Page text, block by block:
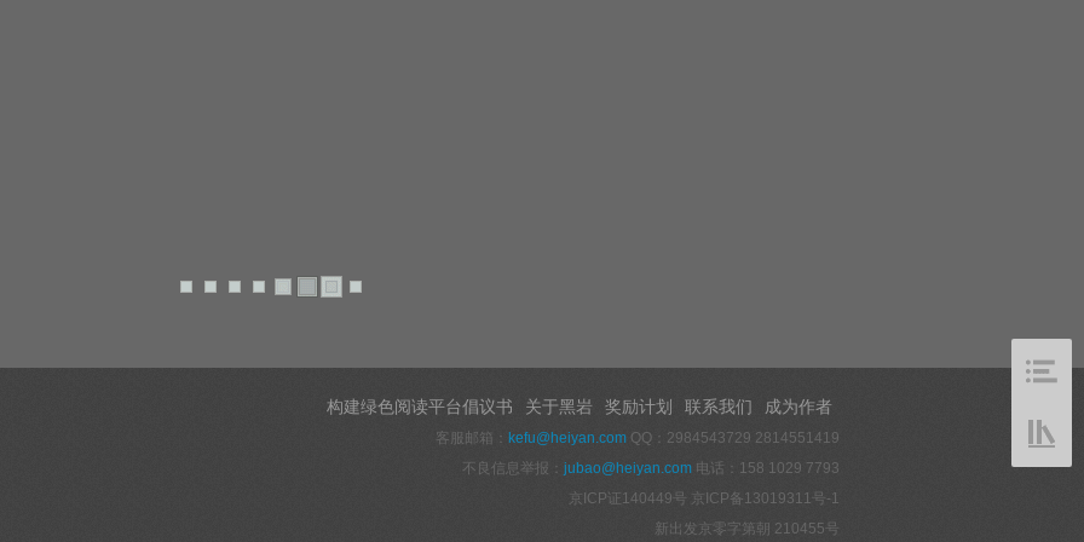
构建绿色阅读平台倡议书 关于黑岩 奖励计划 联系我们 成为作者
客服邮箱： kefu@heiyan.com QQ：2984543729 2814551419
不良信息举报： jubao@heiyan.com 电话：158 1029 7793
京ICP证140449号 京ICP备13019311号-1
新出发京零字第朝 210455号